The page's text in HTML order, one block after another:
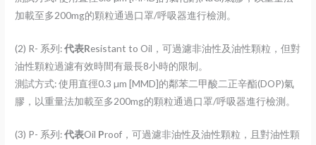
加載至多200mg的顆粒通過口罩/呼吸器進行檢測。
(2) R- 系列:代表Resistant to Oil，可過濾非油性及油性顆粒，但對
油性顆粒過濾有效時間有最長8小時的限制。
測試方式: 使用直徑0.3 µm [MMD]的鄰苯二甲酸二正辛酯(DOP)氣
膠，以重量法加載至多200mg的顆粒通過口罩/呼吸器進行檢測。
(3) P- 系列:代表Oil Proof，可過濾非油性及油性顆粒，且對油性顆